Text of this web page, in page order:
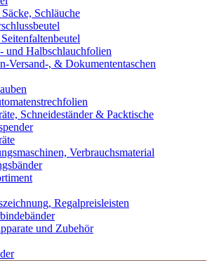
Schläuche
und Halbschlauchfolien
Versand-, & Dokumententaschen
Schneideständer & Packtische
Verbrauchsmaterial
Regalpreisleisten
und Zubehör